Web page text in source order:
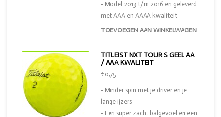
TOEVOEGEN AAN WINKELWAGEN
• Model 2013 t/m 2016 en geleverd
met AAA en AAAA kwaliteit
TITLEIST NXT TOUR S GEEL AA
/ AAA KWALITEIT
€0,75
• Minder spin met je driver en je
lange ijzers
• Een super zacht balgevoel en een